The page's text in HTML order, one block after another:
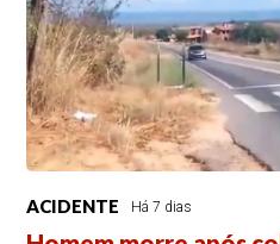
ACIDENTE Há 7 dias